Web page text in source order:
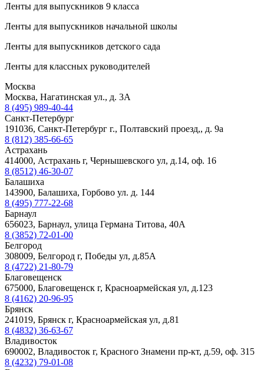
Ленты для выпускников 9 класса
Ленты для выпускников начальной школы
Ленты для выпускников детского сада
Ленты для классных руководителей
Москва
Москва, Нагатинская ул., д. 3А
8 (495) 989-40-44
Санкт-Петербург
191036, Санкт-Петербург г., Полтавский проезд,, д. 9а
8 (812) 385-66-65
Астрахань
414000, Астрахань г, Чернышевского ул, д.14, оф. 16
8 (8512) 46-30-07
Балашиха
143900, Балашиха, Горбово ул. д. 144
8 (495) 777-22-68
Барнаул
656023, Барнаул, улица Германа Титова, 40А
8 (3852) 72-01-00
Белгород
308009, Белгород г, Победы ул, д.85А
8 (4722) 21-80-79
Благовещенск
675000, Благовещенск г, Красноармейская ул, д.123
8 (4162) 20-96-95
Брянск
241019, Брянск г, Красноармейская ул, д.81
8 (4832) 36-63-67
Владивосток
690002, Владивосток г, Красного Знамени пр-кт, д.59, оф. 315
8 (4232) 79-01-08